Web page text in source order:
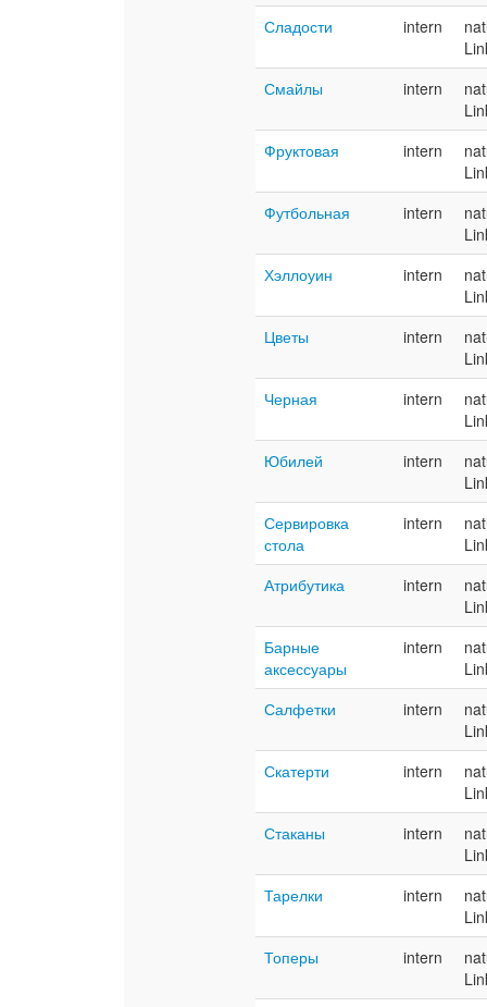
Сладости
intern
Смайлы
intern
Фруктовая
intern
Футбольная
intern
Хэллоуин
intern
Цветы
intern
Черная
intern
Юбилей
intern
Сервировка
стола
intern
Атрибутика
intern
Барные
аксессуары
intern
Салфетки
intern
Скатерти
intern
Стаканы
intern
Тарелки
intern
Топеры
intern